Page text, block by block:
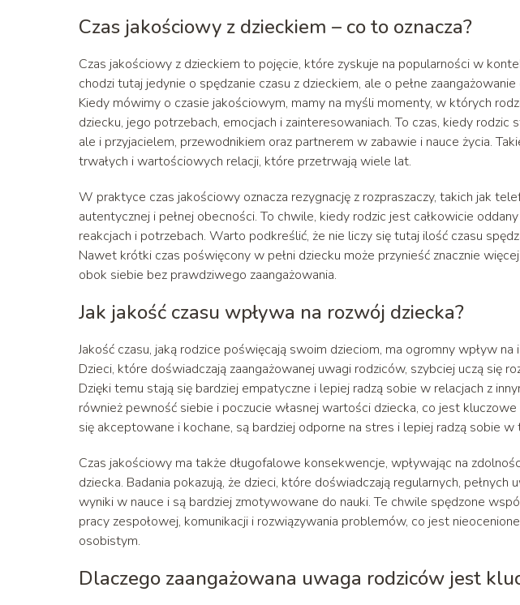
Czas jakościowy z dzieckiem – co to oznacza?
Czas jakościowy z dzieckiem to pojęcie, które zyskuje na popularności w
chodzi tutaj jedynie o spędzanie czasu z dzieckiem, ale o pełne
Kiedy mówimy o czasie jakościowym, mamy na myśli momenty, w których
dziecku, jego potrzebach, emocjach i zainteresowaniach. To czas, kiedy
ale i przyjacielem, przewodnikiem oraz partnerem w zabawie i nauce życia.
trwałych i wartościowych relacji, które przetrwają wiele lat.
W praktyce czas jakościowy oznacza rezygnację z rozpraszaczy, takich jak
autentycznej i pełnej obecności. To chwile, kiedy rodzic jest całkowicie
reakcjach i potrzebach. Warto podkreślić, że nie liczy się tutaj ilość czasu
Nawet krótki czas poświęcony w pełni dziecku może przynieść znacznie
obok siebie bez prawdziwego zaangażowania.
Jak jakość czasu wpływa na rozwój dziecka?
Jakość czasu, jaką rodzice poświęcają swoim dzieciom, ma ogromny wpływ na
Dzieci, które doświadczają zaangażowanej uwagi rodziców, szybciej uczą się
Dzięki temu stają się bardziej empatyczne i lepiej radzą sobie w relacjach z
również pewność siebie i poczucie własnej wartości dziecka, co jest
się akceptowane i kochane, są bardziej odporne na stres i lepiej radzą sobie w
Czas jakościowy ma także długofalowe konsekwencje, wpływając na
dziecka. Badania pokazują, że dzieci, które doświadczają regularnych, pełnych
wyniki w nauce i są bardziej zmotywowane do nauki. Te chwile spędzone
pracy zespołowej, komunikacji i rozwiązywania problemów, co jest
osobistym.
Dlaczego zaangażowana uwaga rodziców jest